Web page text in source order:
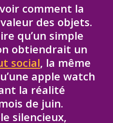
comment la
des objets.
qu’un simple
obtiendrait un
social, la même
apple watch
la réalité
de juin.
silencieux,